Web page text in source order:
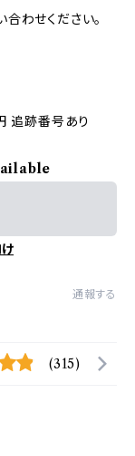
わせください。
追跡番号あり
通報する
(315)